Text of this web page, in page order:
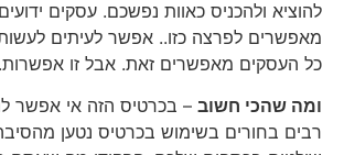
להוציא ולהכניס כאוות נפשכם. עסקים ידועים
מאפשרים לפרצה כזו.. אפשר לעיתים לעשות
כל העסקים מאפשרים זאת. אבל זו אפשרות.
ומה שהכי חשוב– בכרטיס הזה אי אפשר
רבים בחורים בשימוש בכרטיס נטען מהסיבה